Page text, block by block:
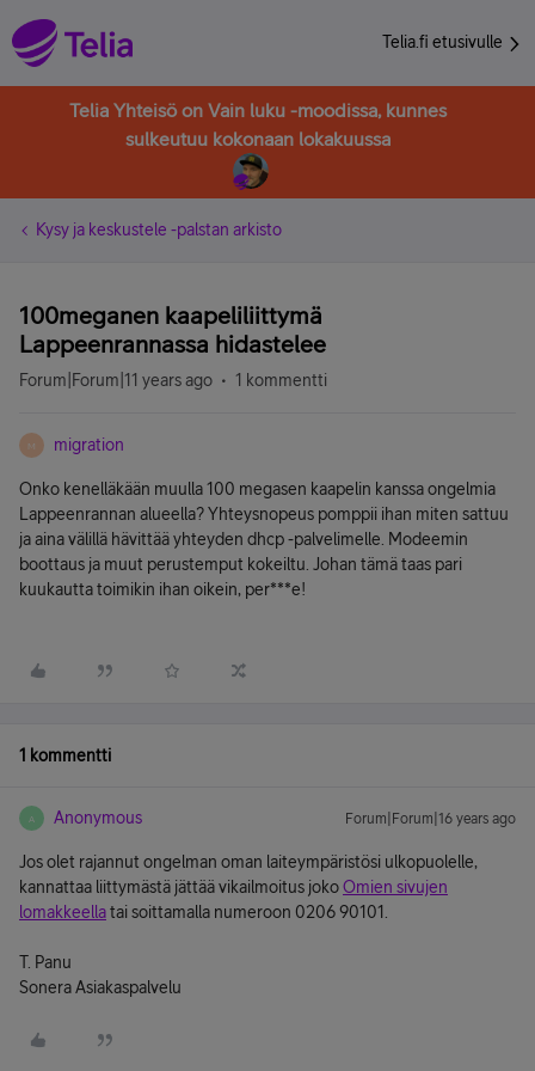
Telia.fi etusivulle
Telia Yhteisö on Vain luku -moodissa, kunnes
sulkeutuu kokonaan lokakuussa
Kysy ja keskustele -palstan arkisto
100meganen kaapeliliittymä
Lappeenrannassa hidastelee
Forum|Forum|11 years ago 1 kommentti
M migration
Onko kenelläkään muulla 100 megasen kaapelin kanssa ongelmia
Lappeenrannan alueella? Yhteysnopeus pomppii ihan miten sattuu
ja aina välillä hävittää yhteyden dhcp -palvelimelle. Modeemin
boottaus ja muut perustemput kokeiltu. Johan tämä taas pari
kuukautta toimikin ihan oikein, per***e!
1 kommentti
A Anonymous Forum|Forum|16 years ago
Jos olet rajannut ongelman oman laiteympäristösi ulkopuolelle,
kannattaa liittymästä jättää vikailmoitus jokoOmien sivujen
lomakkeellatai soittamalla numeroon 0206 90101.
T. Panu
Sonera Asiakaspalvelu